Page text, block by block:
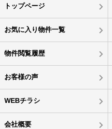
トップページ
お気に入り物件一覧
物件閲覧履歴
お客様の声
WEBチラシ
会社概要